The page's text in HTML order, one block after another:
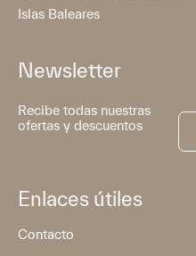
Islas Baleares
Newsletter
Recibe todas nuestras
ofertas y descuentos
Enlaces útiles
Contacto